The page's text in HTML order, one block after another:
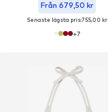
Från 679,50 kr
Senaste lägsta pris:755,00 kr
+7